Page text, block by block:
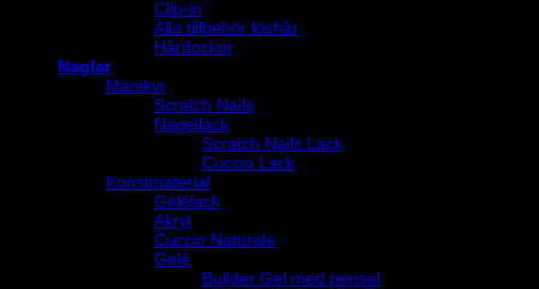
Clip-in
Alla tillbehör löshår
Hårdockor
Naglar
Manikyr
Scratch Nails
Nagellack
Scratch Nails Lack
Cuccio Lack
Konstmaterial
Gelélack
Akryl
Cuccio Naturale
Gelé
Builder Gel med pensel